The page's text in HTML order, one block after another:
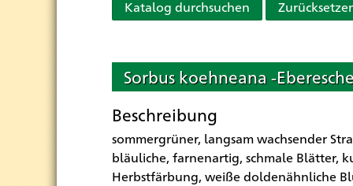
Katalog durchsuchen
Sorbus koehneana -
Beschreibung
sommergrüner, langsam wachsender
bläuliche, farnenartig, schmale Blätter,
Herbstfärbung, weiße doldenähnliche